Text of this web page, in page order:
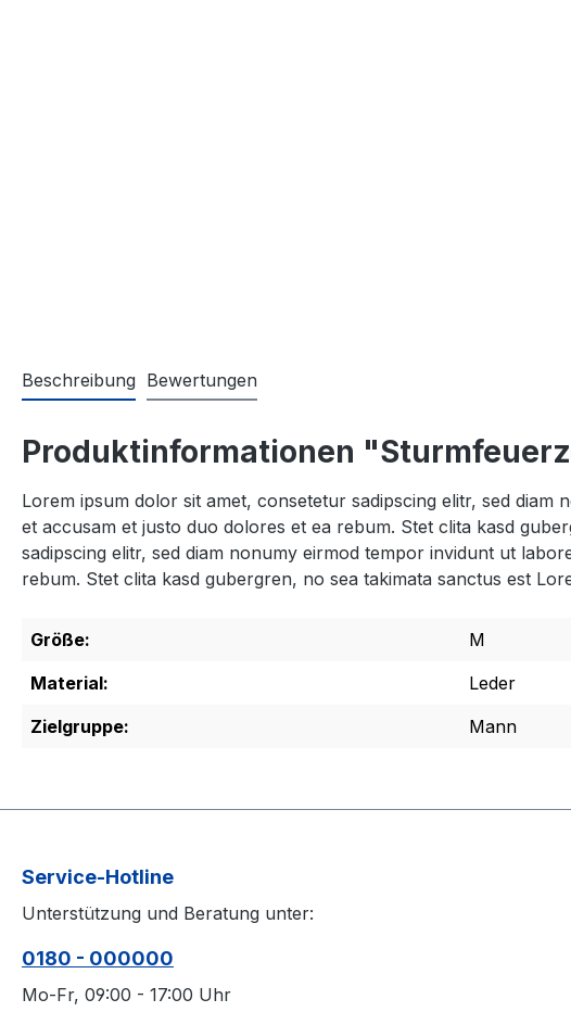
Beschreibung Bewertungen
Produktinformationen
Lorem ipsum dolor sit amet, consetetur sadipscing elitr, sed
et accusam et justo duo dolores et ea rebum. Stet clita kasd
sadipscing elitr, sed diam nonumy eirmod tempor invidunt ut
rebum. Stet clita kasd gubergren, no sea takimata sanctus est
Größe:
M
Material:
Leder
Zielgruppe:
Mann
Service-Hotline
Unterstützung und Beratung unter:
0180 - 000000
Mo-Fr, 09:00 - 17:00 Uhr